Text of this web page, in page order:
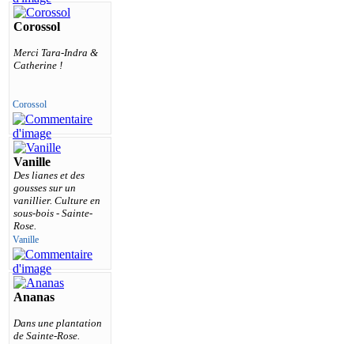
Corossol
Merci Tara-Indra &
Catherine !
Corossol
Vanille
Des lianes et des
gousses sur un
vanillier. Culture en
sous-bois - Sainte-
Rose.
Vanille
Ananas
Dans une plantation
de Sainte-Rose.